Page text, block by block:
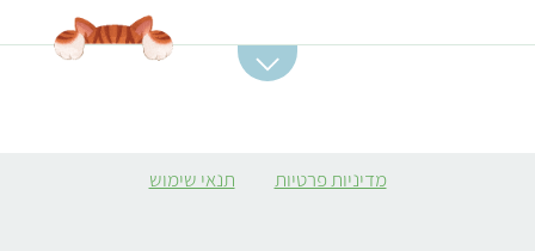
קובה סלק
מדיניות פרטיות תנאי שימוש